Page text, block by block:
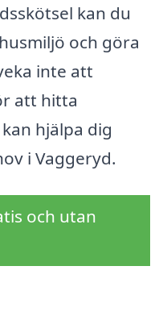
kan du
och göra
inte att
att hitta
hjälpa dig
i Vaggeryd.
och utan